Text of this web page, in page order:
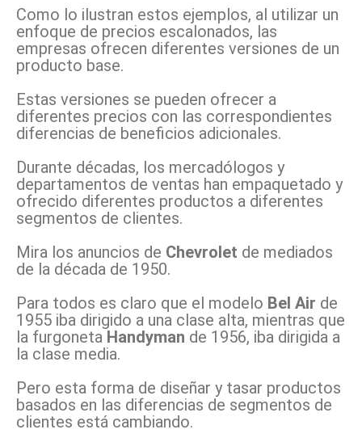
Como lo ilustran estos ejemplos, al utilizar un
enfoque de precios escalonados, las
empresas ofrecen diferentes versiones de un
producto base.
Estas versiones se pueden ofrecer a
diferentes precios con las correspondientes
diferencias de beneficios adicionales.
Durante décadas, los mercadólogos y
departamentos de ventas han empaquetado y
ofrecido diferentes productos a diferentes
segmentos de clientes.
Mira los anuncios de Chevrolet de mediados
de la década de 1950.
Para todos es claro que el modelo Bel Air de
1955 iba dirigido a una clase alta, mientras que
la furgoneta Handyman de 1956, iba dirigida a
la clase media.
Pero esta forma de diseñar y tasar productos
basados en las diferencias de segmentos de
clientes está cambiando.